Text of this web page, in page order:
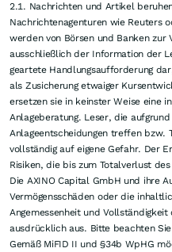
2.1. Nachrichten und Artikel
Nachrichtenagenturen wie Reuters
werden von Börsen und Banken zur
ausschließlich der Information der
geartete Handlungsaufforderung
als Zusicherung etwaiger
ersetzen sie in keinster Weise eine
Anlageberatung. Leser, die
Anlageentscheidungen treffen bzw.
vollständig auf eigene Gefahr. Der
Risiken, die bis zum Totalverlust
Die AXINO Capital GmbH und ihre
Vermögensschäden oder die
Angemessenheit und
ausdrücklich aus. Bitte beachten
Gemäß MiFID II und §34b WpHG